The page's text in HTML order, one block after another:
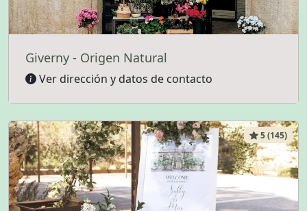
Giverny - Origen Natural
Ver dirección y datos de contacto
5 (145)